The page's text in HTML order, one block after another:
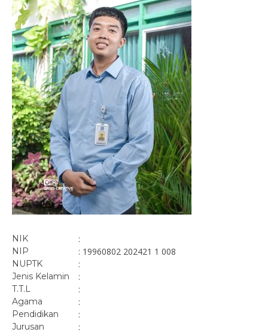
NIK :
NIP : 19960802 202421 1 008
NUPTK :
Jenis Kelamin :
T.T.L :
Agama :
Pendidikan :
Jurusan :